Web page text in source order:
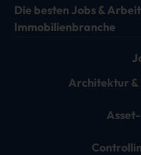
Die besten Jobs &
Immobilienbranche
Architektur &